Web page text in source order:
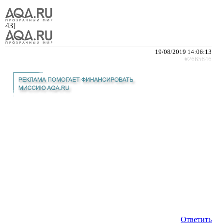
43]
19/08/2019 14:06:13
#2665646
Ответить